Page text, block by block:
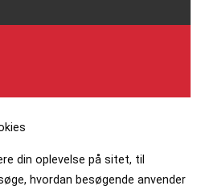
din oplevelse på sitet, til
hvordan besøgende anvender